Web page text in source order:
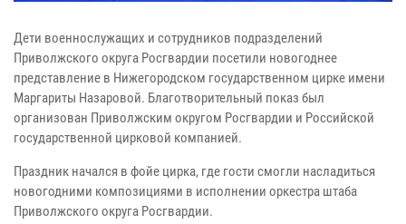
Дети военнослужащих и сотрудников подразделений
Приволжского округа Росгвардии посетили новогоднее
представление в Нижегородском государственном цирке имени
Маргариты Назаровой. Благотворительный показ был
организован Приволжским округом Росгвардии и Российской
государственной цирковой компанией.
Праздник начался в фойе цирка, где гости смогли насладиться
новогодними композициями в исполнении оркестра штаба
Приволжского округа Росгвардии.